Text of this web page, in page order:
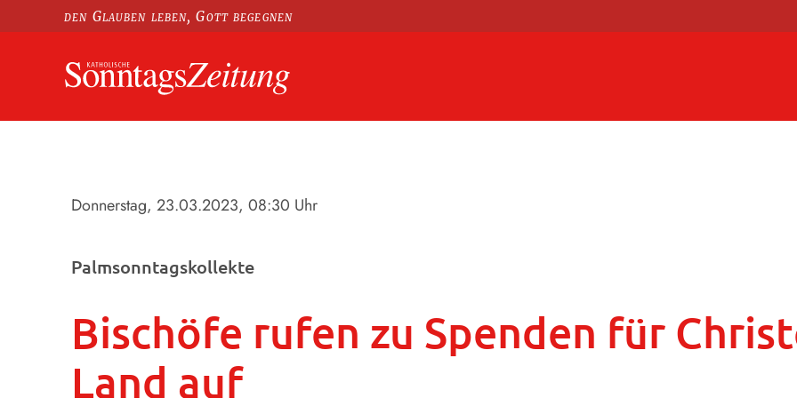
den Glauben leben, Gott begegnen
Donnerstag, 23.03.2023, 08:30 Uhr
Palmsonntagskollekte
Bischöfe rufen zu Spenden für
Land auf